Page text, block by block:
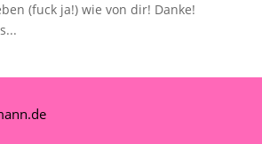
(fuck ja!) wie von dir! Danke!